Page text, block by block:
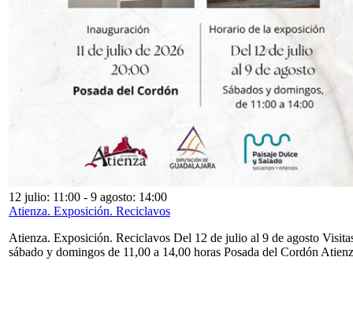
12 julio: 11:00 - 9 agosto: 14:00
Atienza. Exposición. Reciclavos
Atienza. Exposición. Reciclavos Del 12 de julio al 9 de agosto
sábado y domingos de 11,00 a 14,00 horas Posada del Cordón